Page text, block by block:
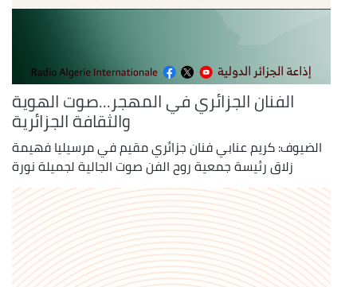
الفنان الجزائري في المهجر...صوت الهوية
والثقافة الجزائرية
الضيوف: كريم عنابي فنان جزائري مقيم في مرسيليا فهيمة
زلاق رئيسة جمعية روح الفن صوت الجالية لجميلة نورة